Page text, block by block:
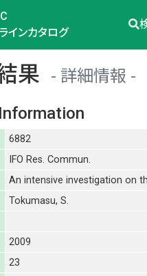
インカタログ
果
詳細情報
6882
IFO Res. Commun.
An intensive investigation on
Tokumasu, S.
2009
23